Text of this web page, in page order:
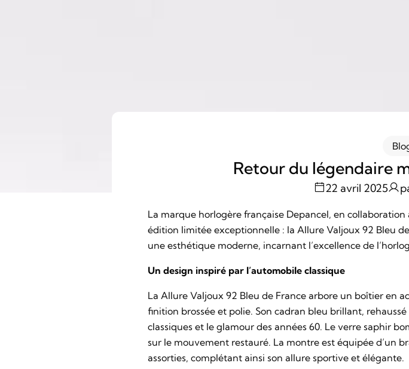
Retour du légendaire
22 avril 2025
La marque horlogère française Depancel, en
édition limitée exceptionnelle : la Allure Valjoux 92 Bleu
une esthétique moderne, incarnant l’excellence de
Un design inspiré par l’automobile classique
La Allure Valjoux 92 Bleu de France arbore un boîtier en
finition brossée et polie. Son cadran bleu brillant,
classiques et le glamour des années 60. Le verre saphir
sur le mouvement restauré. La montre est équipée d’un
assorties, complétant ainsi son allure sportive et élégante.